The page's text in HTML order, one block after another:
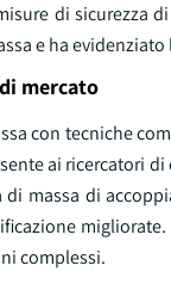
di sicurezza
e ha
mercato
con tecniche
ai ricercatori
massa di
complessi.